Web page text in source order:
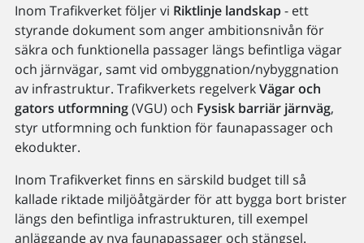
Inom Trafikverket följer vi Riktlinje landskap- ett
styrande dokument som anger ambitionsnivån för
säkra och funktionella passager längs befintliga vägar
och järnvägar, samt vid ombyggnation/nybyggnation
av infrastruktur. Trafikverkets regelverkVägar och
gators utformning(VGU) och Fysisk barriär järnväg,
styr utformning och funktion för faunapassager och
ekodukter.
Inom Trafikverket finns en särskild budget till så
kallade riktade miljöåtgärder för att bygga bort brister
längs den befintliga infrastrukturen, till exempel
anläggande av nya faunapassager och stängsel.